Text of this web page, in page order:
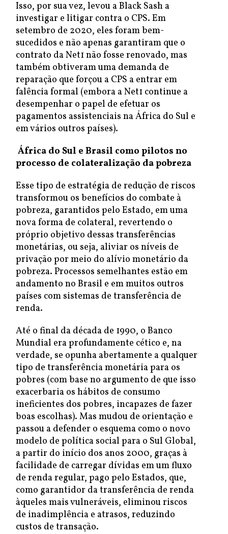
Isso, por sua vez, levou a Black Sash a
investigar e litigar contra o CPS. Em
setembro de 2020, eles foram bem-
sucedidos e não apenas garantiram que o
contrato da Net1 não fosse renovado, mas
também obtiveram uma demanda de
reparação que forçou a CPS a entrar em
falência formal (embora a Net1 continue a
desempenhar o papel de efetuar os
pagamentos assistenciais na África do Sul e
em vários outros países).
África do Sul e Brasil como pilotos no
processo de colateralização da pobreza
Esse tipo de estratégia de redução de riscos
transformou os benefícios do combate à
pobreza, garantidos pelo Estado, em uma
nova forma de colateral, revertendo o
próprio objetivo dessas transferências
monetárias, ou seja, aliviar os níveis de
privação por meio do alívio monetário da
pobreza. Processos semelhantes estão em
andamento no Brasil e em muitos outros
países com sistemas de transferência de
renda.
Até o final da década de 1990, o Banco
Mundial era profundamente cético e, na
verdade, se opunha abertamente a qualquer
tipo de transferência monetária para os
pobres (com base no argumento de que isso
exacerbaria os hábitos de consumo
ineficientes dos pobres, incapazes de fazer
boas escolhas). Mas mudou de orientação e
passou a defender o esquema como o novo
modelo de política social para o Sul Global,
a partir do início dos anos 2000, graças à
facilidade de carregar dívidas em um fluxo
de renda regular, pago pelo Estados, que,
como garantidor da transferência de renda
àqueles mais vulneráveis, eliminou riscos
de inadimplência e atrasos, reduzindo
custos de transação.